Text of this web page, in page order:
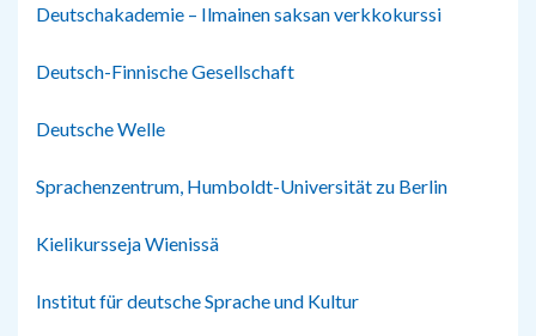
Deutschakademie – Ilmainen saksan verkkokurssi
Deutsch-Finnische Gesellschaft
Deutsche Welle
Sprachenzentrum, Humboldt-Universität zu Berlin
Kielikursseja Wienissä
Institut für deutsche Sprache und Kultur